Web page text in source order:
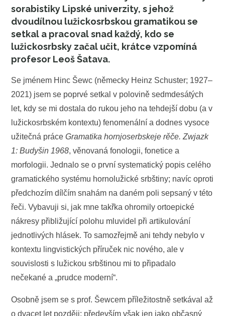
sorabistiky Lipské univerzity, s jehož
dvoudílnou lužickosrbskou gramatikou se
setkal a pracoval snad každý, kdo se
lužickosrbsky začal učit, krátce vzpomíná
profesor Leoš Šatava.
Se jménem Hinc Šewc (německy Heinz Schuster; 1927–
2021) jsem se poprvé setkal v polovině sedmdesátých
let, kdy se mi dostala do rukou jeho na tehdejší dobu (a v
lužickosrbském kontextu) fenomenální a dodnes vysoce
užitečná práceGramatika hornjoserbskeje rěče. Zwjazk
1: Budyšin 1968, věnovaná fonologii, fonetice a
morfologii. Jednalo se o první systematický popis celého
gramatického systému hornolužické srbštiny; navíc oproti
předchozím dílčím snahám na daném poli sepsaný v této
řeči. Vybavuji si, jak mne takřka ohromily ortoepické
nákresy přibližující polohu mluvidel při artikulování
jednotlivých hlásek. To samozřejmě ani tehdy nebylo v
kontextu lingvistických příruček nic nového, ale v
souvislosti s lužickou srbštinou mi to připadalo
nečekané a „prudce moderní“.
Osobně jsem se s prof. Šewcem příležitostně setkával až
o dvacet let později; především však jen jako občasný